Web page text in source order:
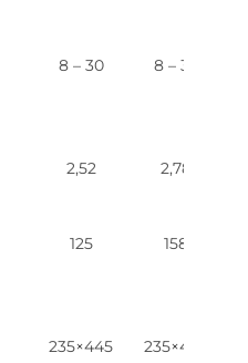
8 – 30 8 – 30
2,52 2,78
125 158
235×445 235×445